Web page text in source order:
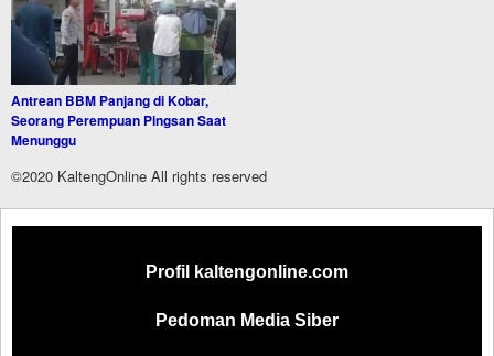
Antrean BBM Panjang di Kobar,
Seorang Perempuan Pingsan Saat
Menunggu
©2020 KaltengOnline All rights reserved
Profil kaltengonline.com
Pedoman Media Siber